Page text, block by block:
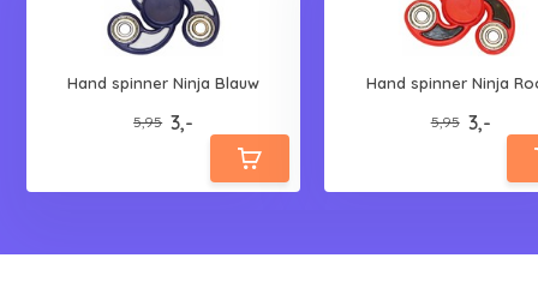
Hand spinner Ninja Blauw
5,95 3,-
Hand spinner Ninja
5,95 3,-